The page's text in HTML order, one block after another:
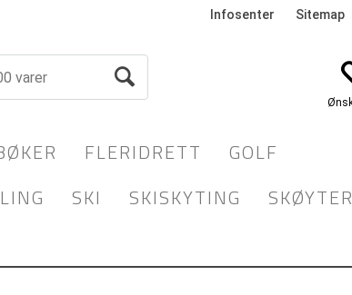
Infosenter Sitemap
FLERIDRETT
GOLF
SKI SKISKYTING SKØYTER